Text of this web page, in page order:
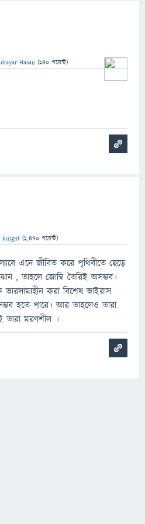
Hasan (140 পয়েন্ট)
knight (1,470 পয়েন্ট)
এনে জীবিত করে পৃথিবীতে ছেড়ে
, তাহলে জোম্বি তৈরিই অসম্ভব।
করা বিশেষ ভাইরাস
হতে পারে। আর তাহলেও তারা
তারা মরণশীল ।